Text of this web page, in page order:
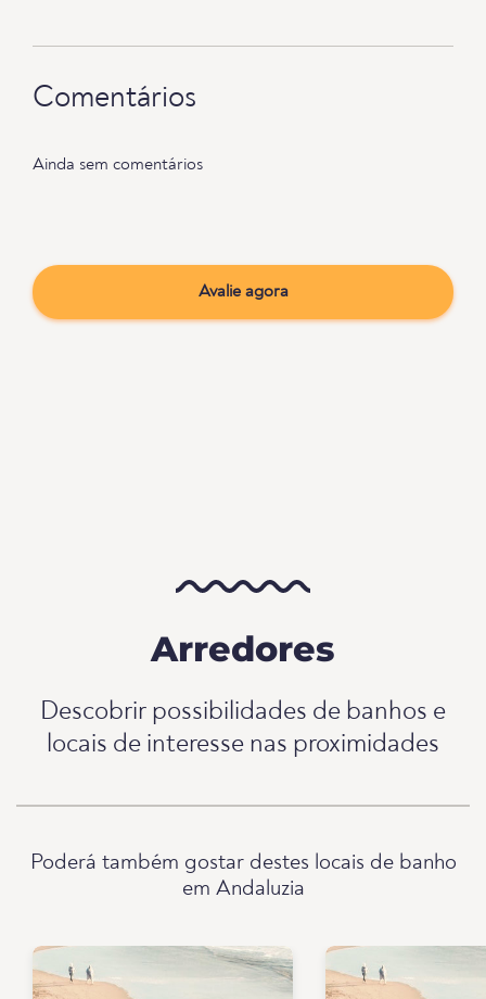
Comentários
Ainda sem comentários
Avalie agora
Arredores
Descobrir possibilidades de banhos e
locais de interesse nas proximidades
Poderá também gostar destes locais de banho
em Andaluzia